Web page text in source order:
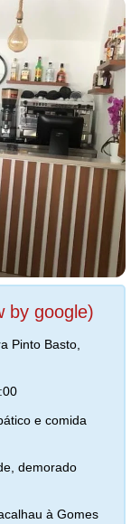
by google)
Pinto Basto,
e comida
demorado
à Gomes